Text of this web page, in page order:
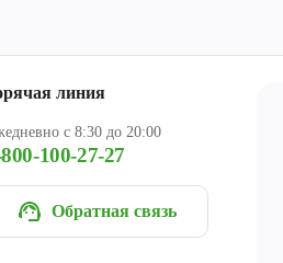
линия
с 8:30 до 20:00
100-27-27
Обратная связь